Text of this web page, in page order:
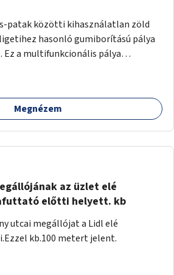
patak közötti kihasználatlan zöld
hasonló gumiborítású pálya
Ez a multifunkcionális pálya
Megnézem
az üzlet elé
előtti helyett. kb
utcai megállójat a Lidl elé
kb.100 metert jelent.